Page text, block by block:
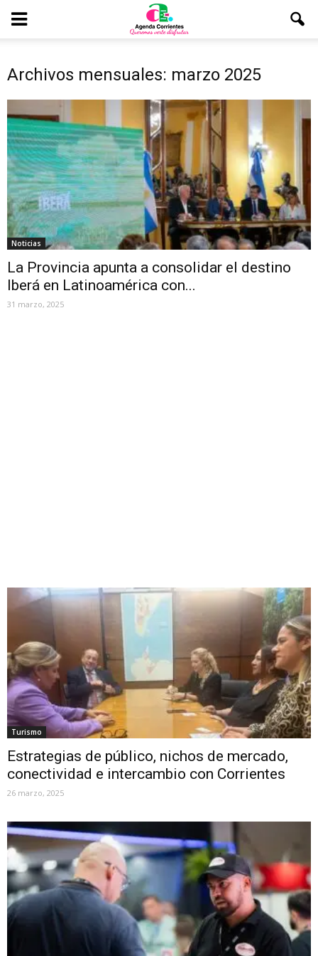
Archivos mensuales: marzo 2025
Noticias
La Provincia apunta a consolidar el destino
Iberá en Latinoamérica con...
31 marzo, 2025
Turismo
Estrategias de público, nichos de mercado,
conectividad e intercambio con Corrientes
26 marzo, 2025